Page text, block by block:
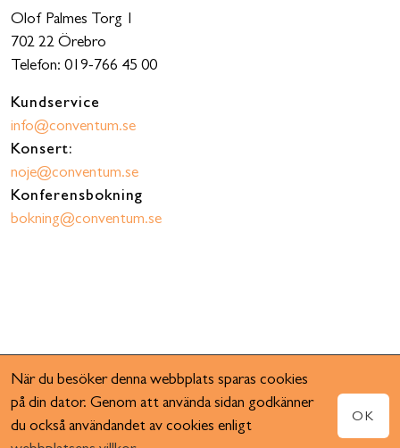
Olof Palmes Torg 1
702 22 Örebro
Telefon: 019-766 45 00
Kundservice
info@conventum.se
Konsert:
noje@conventum.se
Konferensbokning
bokning@conventum.se
När du besöker denna webbplats sparas cookies
på din dator. Genom att använda sidan godkänner
du också användandet av cookies enligt
OK